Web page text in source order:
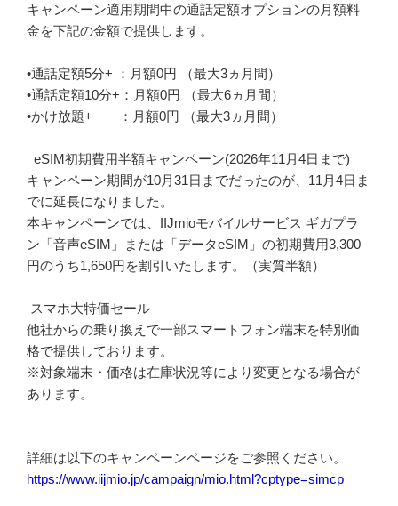
キャンペーン適用期間中の通話定額オプションの月額料
金を下記の金額で提供します。
•通話定額5分+ ：月額0円 （最大3ヵ月間）
•通話定額10分+：月額0円 （最大6ヵ月間）
•かけ放題+ ：月額0円 （最大3ヵ月間）
eSIM初期費用半額キャンペーン(2026年11月4日まで)
キャンペーン期間が10月31日までだったのが、11月4日ま
でに延長になりました。
本キャンペーンでは、IIJmioモバイルサービス ギガプラ
ン「音声eSIM」または「データeSIM」の初期費用3,300
円のうち1,650円を割引いたします。（実質半額）
スマホ大特価セール
他社からの乗り換えで一部スマートフォン端末を特別価
格で提供しております。
※対象端末・価格は在庫状況等により変更となる場合が
あります。
詳細は以下のキャンペーンページをご参照ください。
https://www.iijmio.jp/campaign/mio.html?cptype=simcp